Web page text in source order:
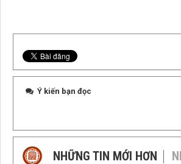
Ý kiến bạn đọc
NHỮNG TIN MỚI HƠN